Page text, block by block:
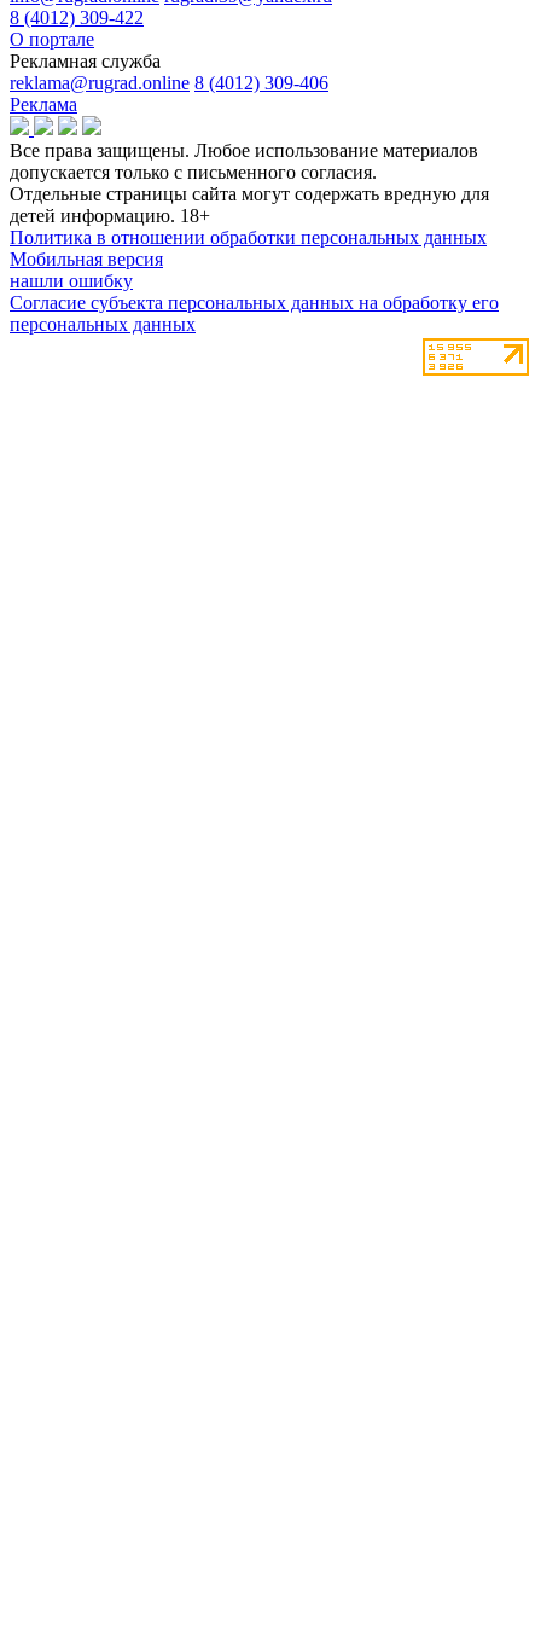
8 (4012) 309-422
О портале
Рекламная служба
reklama@rugrad.online 8 (4012) 309-406
Реклама
Все права защищены. Любое использование материалов
допускается только с письменного согласия.
Отдельные страницы сайта могут содержать вредную для
детей информацию. 18+
Политика в отношении обработки персональных данных
Мобильная версия
нашли ошибку
Согласие субъекта персональных данных на обработку его
персональных данных